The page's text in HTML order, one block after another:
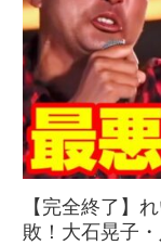
【完全終了】
敗！大石晃子